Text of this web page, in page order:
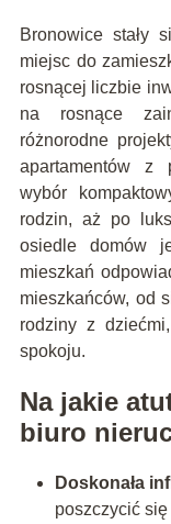
Bronowice stały
miejsc do
rosnącej liczbie
na rosnące
różnorodne
apartamentów z
wybór
rodzin, aż po
osiedle domów
mieszkań
mieszkańców, od
rodziny z
spokoju.
Na jakie
biuro
Doskonała
poszczycić